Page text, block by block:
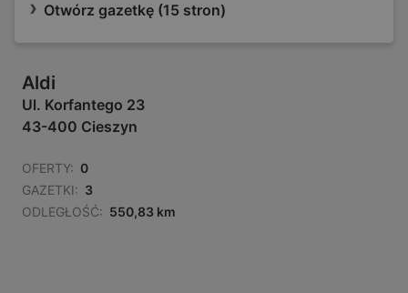
Otwórz gazetkę (15 stron)
Aldi
Ul. Korfantego 23
43-400 Cieszyn
OFERTY: 0
GAZETKI: 3
ODLEGŁOŚĆ: 550,83 km